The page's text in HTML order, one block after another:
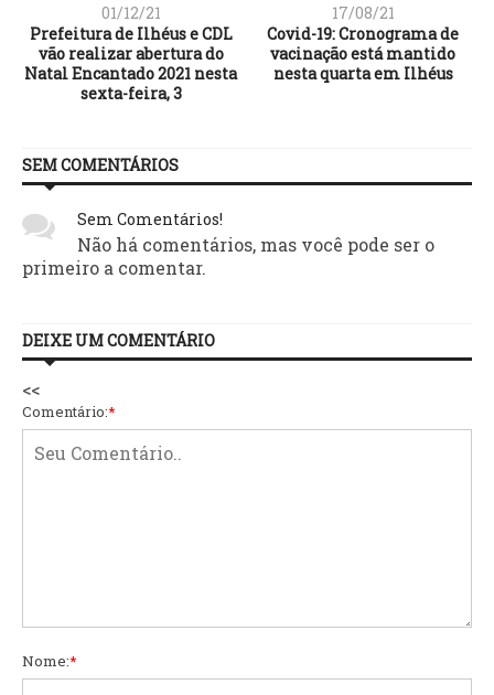
01/12/21
Prefeitura de Ilhéus e CDL
vão realizar abertura do
Natal Encantado 2021 nesta
sexta-feira, 3
17/08/21
Covid-19: Cronograma de
vacinação está mantido
nesta quarta em Ilhéus
SEM COMENTÁRIOS
Sem Comentários!
Não há comentários, mas você pode ser o
primeiro a comentar.
DEIXE UM COMENTÁRIO
<<
Comentário:*
Nome:*